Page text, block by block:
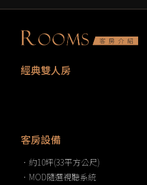
經典雙人房
客房設備
．約10坪(33平方公尺)
．MOD隨選視聽系統